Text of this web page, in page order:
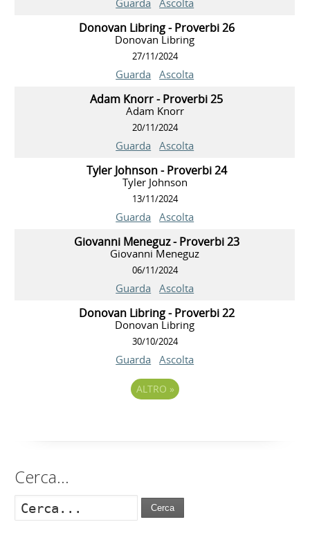
Donovan Libring - Proverbi 26
Donovan Libring
27/11/2024
Guarda Ascolta
Adam Knorr - Proverbi 25
Adam Knorr
20/11/2024
Guarda Ascolta
Tyler Johnson - Proverbi 24
Tyler Johnson
13/11/2024
Guarda Ascolta
Giovanni Meneguz - Proverbi 23
Giovanni Meneguz
06/11/2024
Guarda Ascolta
Donovan Libring - Proverbi 22
Donovan Libring
30/10/2024
Guarda Ascolta
ALTRO »
Cerca…
Cerca